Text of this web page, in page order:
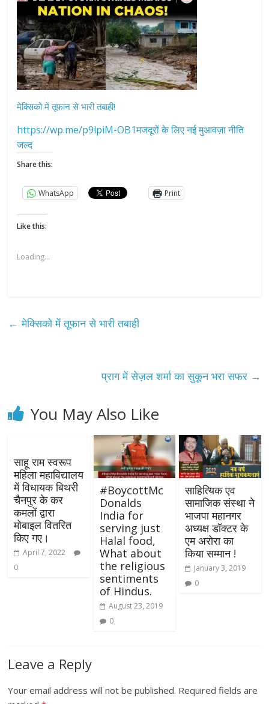
मेक्सिको में तूफान से भारी तबाही!
https://wp.me/p9lpiM-OB1मजदूरों के लिए नई मुआवज़ा नीति
जल्द
Share this:
WhatsApp Print
Like this:
Loading...
← मेक्सिको में तूफान से भारी तबाही
प्राग में सेज़ल शर्मा का सुकून भरा सफर →
You May Also Like
साहू राम स्वरूप
महिला महाविद्यालय
में विधायक बिथरी
चैनपुर के कर
कमलों द्वारा
मोबाइल वितरित
किए गए।
April 7, 2022
0
#BoycottMc
Donalds
India for
serving just
Halal food,
What about
the religious
sentiments
of Hindus.
August 23, 2019
0
साहित्यिक एव
सामाजिक संस्था ने
भाजपा महानगर
अध्यक्ष डॉक्टर के
एम अरोरा का
किया सम्मान !
January 3, 2019
0
Leave a Reply
Your email address will not be published. Required fields are